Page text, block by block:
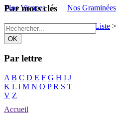
Nos Vivaces Nos Graminées
Vivaces du Lela>Vivaces - Liste >
Par mots clés
Par lettre
A B C D E F G H I J
K L l M N O P R S T
V Z
Accueil